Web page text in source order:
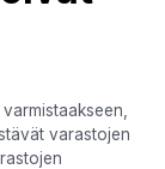
varastojen